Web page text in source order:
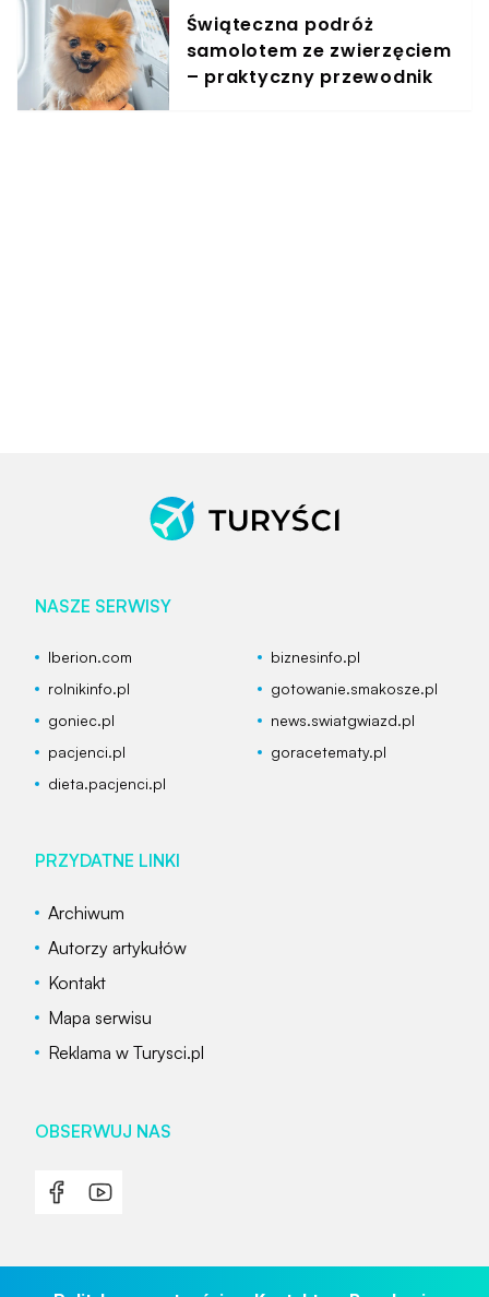
Świąteczna podróż
samolotem ze zwierzęciem
– praktyczny przewodnik
NASZE SERWISY
Iberion.com
biznesinfo.pl
rolnikinfo.pl
gotowanie.smakosze.pl
goniec.pl
news.swiatgwiazd.pl
pacjenci.pl
goracetematy.pl
dieta.pacjenci.pl
PRZYDATNE LINKI
Archiwum
Autorzy artykułów
Kontakt
Mapa serwisu
Reklama w Turysci.pl
OBSERWUJ NAS